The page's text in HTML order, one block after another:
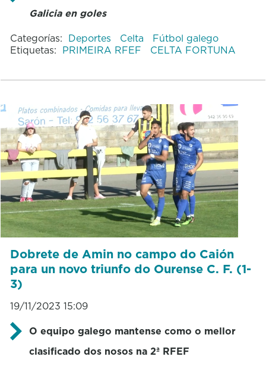
Galicia en goles
Categorías: Deportes Celta
Fútbol galego
Etiquetas: PRIMEIRA RFEF CELTA FORTUNA
Dobrete de Amin no campo do Caión
para un novo triunfo do Ourense C. F. (1-
3)
19/11/2023 15:09
O equipo galego mantense como o mellor
clasificado dos nosos na 2ª RFEF